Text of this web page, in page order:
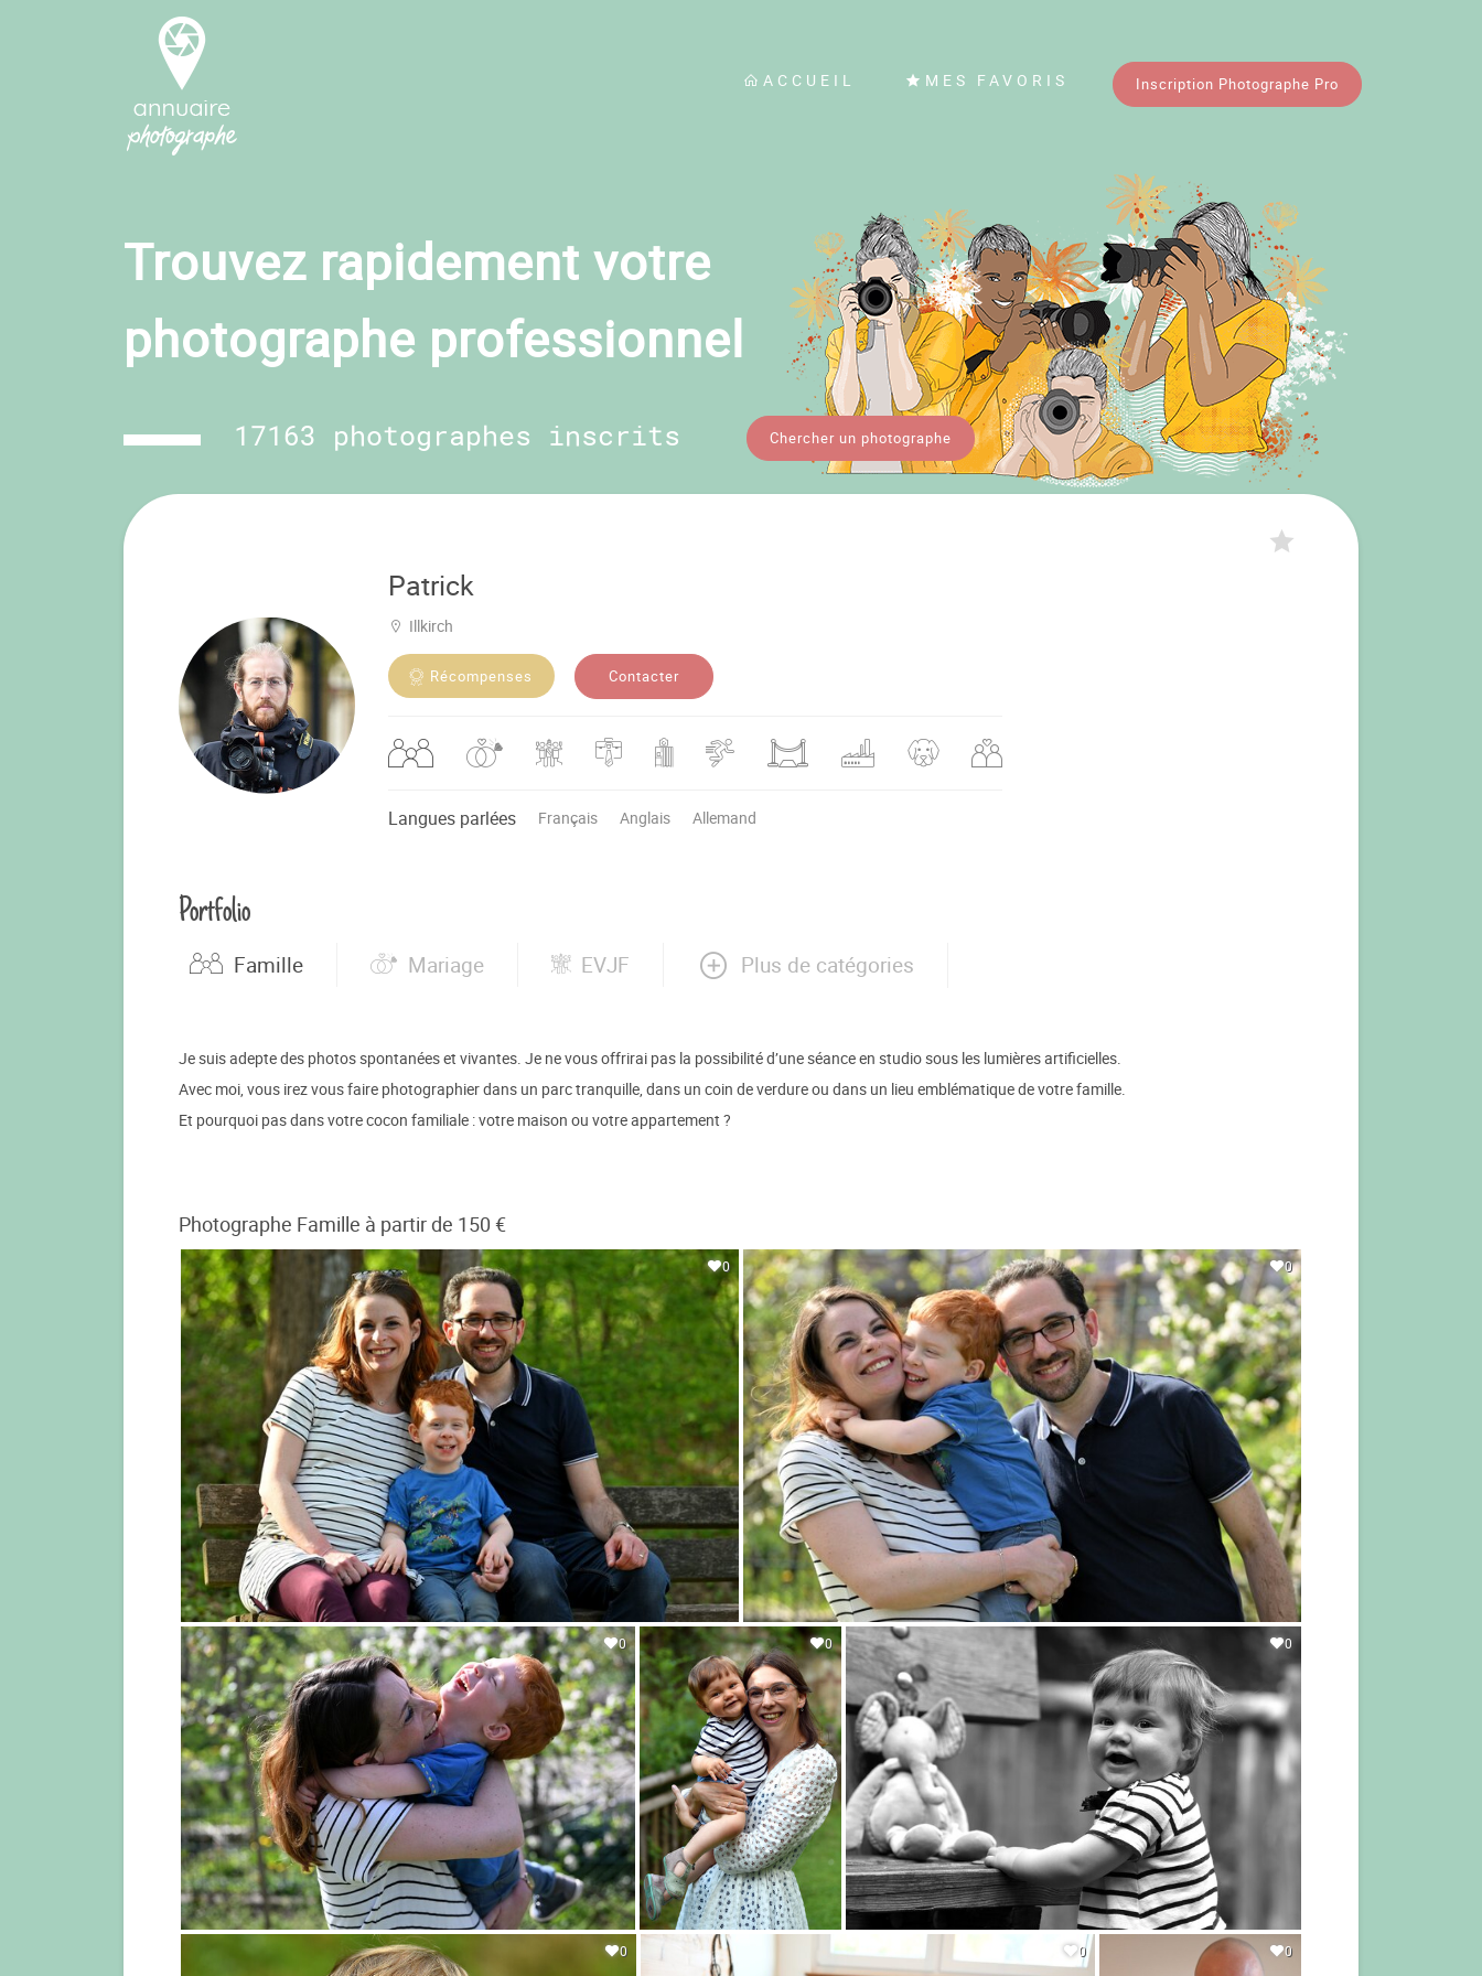
ACCUEIL MES FAVORIS Inscription Photographe Pro
Trouvez rapidement votre
photographe professionnel
17163 photographes inscrits Chercher un photographe
Patrick
Illkirch
Récompenses Contacter
Langues parlées Français Anglais Allemand
Portfolio
Famille Mariage EVJF Plus de catégories
Je suis adepte des photos spontanées et vivantes. Je ne vous offrirai pas la possibilité d’une séance en studio sous les lumières artificielles.
Avec moi, vous irez vous faire photographier dans un parc tranquille, dans un coin de verdure ou dans un lieu emblématique de votre famille.
Et pourquoi pas dans votre cocon familiale : votre maison ou votre appartement ?
Photographe Famille à partir de 150 €
0 0
0 0 0
0 0 0